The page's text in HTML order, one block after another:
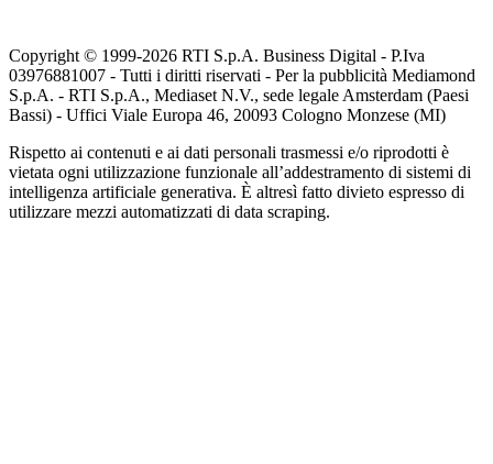
Copyright © 1999-2026 RTI S.p.A. Business Digital - P.Iva
03976881007 - Tutti i diritti riservati - Per la pubblicità Mediamond
S.p.A. - RTI S.p.A., Mediaset N.V., sede legale Amsterdam (Paesi
Bassi) - Uffici Viale Europa 46, 20093 Cologno Monzese (MI)
Rispetto ai contenuti e ai dati personali trasmessi e/o riprodotti è
vietata ogni utilizzazione funzionale all’addestramento di sistemi di
intelligenza artificiale generativa. È altresì fatto divieto espresso di
utilizzare mezzi automatizzati di data scraping.